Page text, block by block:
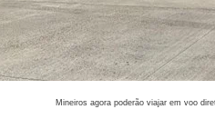
Mineiros agora poderão viajar em voo